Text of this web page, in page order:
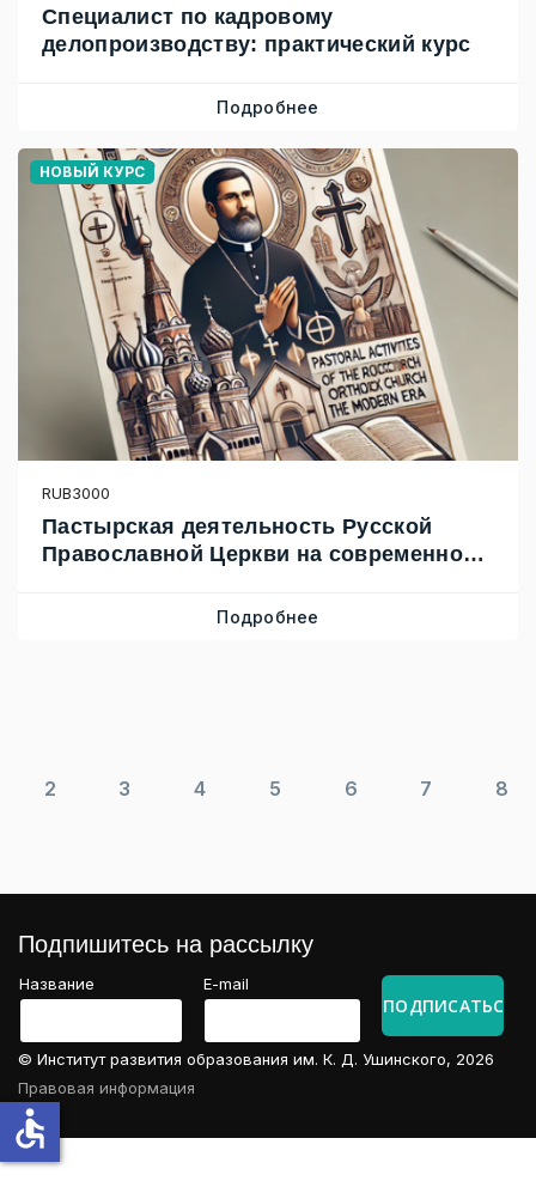
Специалист по кадровому
делопроизводству: практический курс
Подробнее
НОВЫЙ КУРС
RUB3000
Пастырская деятельность Русской
Православной Церкви на современном
Подробнее
2 3 4 5 6 7 8
Подпишитесь на рассылку
Название E-mail
© Институт развития образования им. К. Д. Ушинского, 2026
Правовая информация
accessible